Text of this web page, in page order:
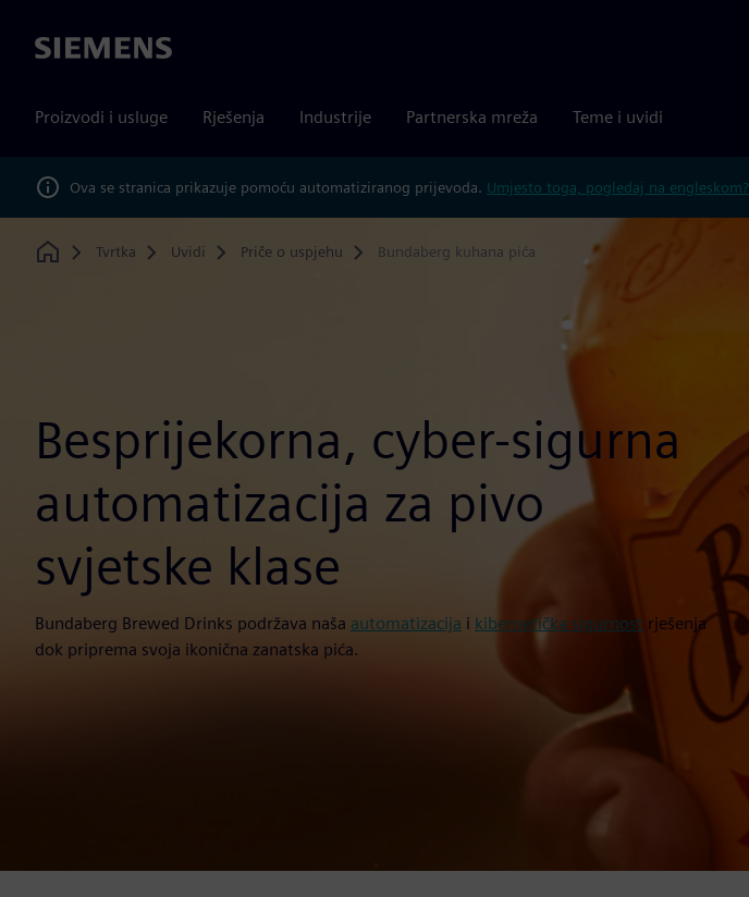
Siemens
Proizvodi i usluge Rješenja Industrije Partnerska mreža Teme i uvidi
Ova se stranica prikazuje pomoću automatiziranog prijevoda. Umjesto toga, pogledaj na engleskom?
Home
Tvrtka Uvidi Priče o uspjehu Bundaberg kuhana pića
Besprijekorna, cyber-sigurna
automatizacija za pivo
svjetske klase
Bundaberg Brewed Drinks podržava naša automatizacija i kibernetička sigurnost rješenja
dok priprema svoja ikonična zanatska pića.